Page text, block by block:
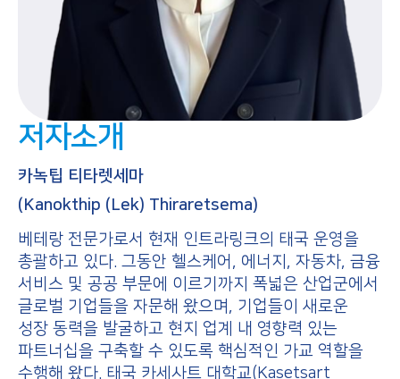
저자소개
카녹팁 티타렛세마
(Kanokthip (Lek) Thiraretsema)
베테랑 전문가로서 현재 인트라링크의 태국 운영을
총괄하고 있다. 그동안 헬스케어, 에너지, 자동차, 금융
서비스 및 공공 부문에 이르기까지 폭넓은 산업군에서
글로벌 기업들을 자문해 왔으며, 기업들이 새로운
성장 동력을 발굴하고 현지 업계 내 영향력 있는
파트너십을 구축할 수 있도록 핵심적인 가교 역할을
수행해 왔다. 태국 카세사트 대학교(Kasetsart